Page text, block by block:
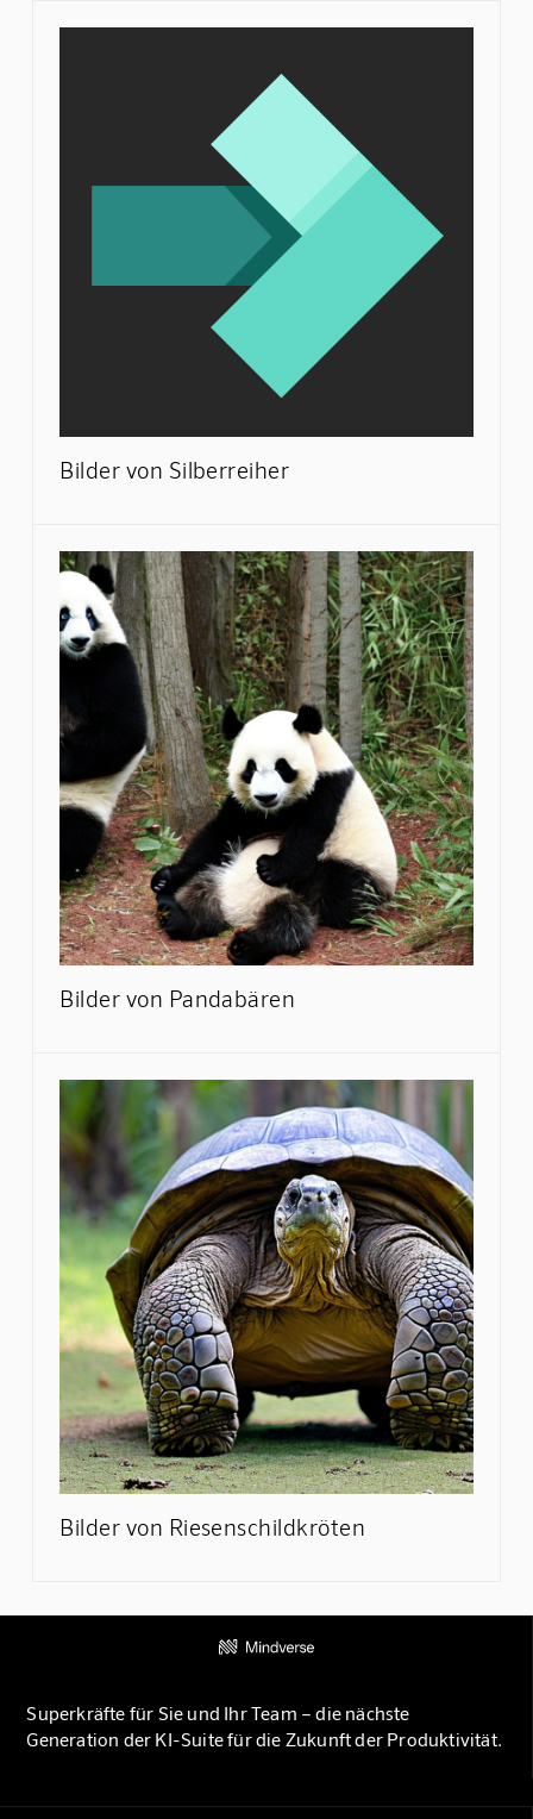
Bilder von Silberreiher
Bilder von Pandabären
Bilder von Riesenschildkröten
Superkräfte für Sie und Ihr Team – die nächste
Generation der KI-Suite für die Zukunft der Produktivität.